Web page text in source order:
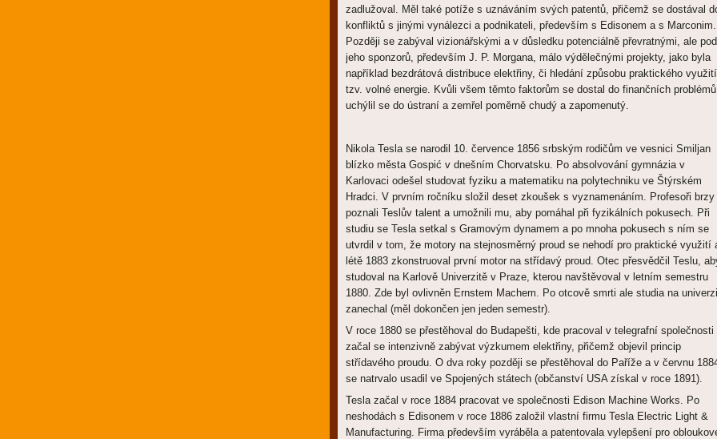
zadlužoval. Měl také potíže s uznáváním svých patentů, přičemž se dostával
konfliktů s jinými vynálezci a podnikateli, především s Edisonem a s Marconim.
Později se zabýval vizionářskými a v důsledku potenciálně převratnými, ale
jeho sponzorů, především J. P. Morgana, málo výdělečnými projekty, jako byla
například bezdrátová distribuce elektřiny, či hledání způsobu praktického využití
tzv. volné energie. Kvůli všem těmto faktorům se dostal do finančních
uchýlil se do ústraní a zemřel poměrně chudý a zapomenutý.
Nikola Tesla se narodil 10. července 1856 srbským rodičům ve vesnici Smiljan
blízko města Gospić v dnešním Chorvatsku. Po absolvování gymnázia v
Karlovaci odešel studovat fyziku a matematiku na polytechniku ve Štýrském
Hradci. V prvním ročníku složil deset zkoušek s vyznamenáním. Profesoři brzy
poznali Teslův talent a umožnili mu, aby pomáhal při fyzikálních pokusech. Při
studiu se Tesla setkal s Gramovým dynamem a po mnoha pokusech s ním se
utvrdil v tom, že motory na stejnosměrný proud se nehodí pro praktické využití
létě 1883 zkonstruoval první motor na střídavý proud. Otec přesvědčil Teslu,
studoval na Karlově Univerzitě v Praze, kterou navštěvoval v letním semestru
1880. Zde byl ovlivněn Ernstem Machem. Po otcově smrti ale studia na
zanechal (měl dokončen jen jeden semestr).
V roce 1880 se přestěhoval do Budapešti, kde pracoval v telegrafní společnosti
začal se intenzivně zabývat výzkumem elektřiny, přičemž objevil princip
střídavého proudu. O dva roky později se přestěhoval do Paříže a v červnu
se natrvalo usadil ve Spojených státech (občanství USA získal v roce 1891).
Tesla začal v roce 1884 pracovat ve společnosti Edison Machine Works. Po
neshodách s Edisonem v roce 1886 založil vlastní firmu Tesla Electric Light &
Manufacturing. Firma především vyráběla a patentovala vylepšení pro